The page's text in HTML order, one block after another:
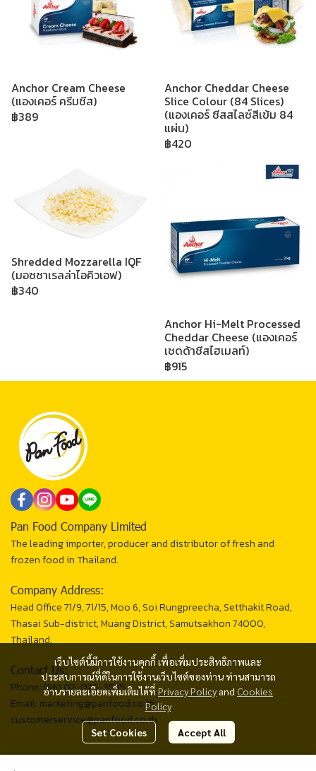
Anchor Cream Cheese
(แองเคอร์ ครีมชีส)
฿389
Anchor Cheddar Cheese
Slice Colour (84 Slices)
(แองเคอร์ ซีสสไลซ์สีเข้ม 84
แผ่น)
฿420
Shredded Mozzarella IQF
(มอซซาเรลล่าไอคิวเอฟ)
฿340
Anchor Hi-Melt Processed
Cheddar Cheese (แองเคอร์
เชดด้าชีสไฮเมลท์)
฿915
เว็บไซต์นี้มีการใช้งานคุกกี้ เพื่อเพิ่มประสิทธิภาพและ
ประสบการณ์ที่ดีในการใช้งานเว็บไซต์ของท่าน ท่านสามารถ
อ่านรายละเอียดเพิ่มเติมได้ที่ Privacy Policy and Cookies
Policy
Set Cookies Accept All
Pan Food Company Limited
The leading importer, producer and distributor of fresh and
frozen food in Thailand.
Company Address:
Head Office 71/9, 71/15, Moo 6, Soi Rungpreecha, Setthakit Road,
Thasai Sub-district, Muang District, Samutsakhon 74000,
Thailand.
Contact Us:
Phone: (66) 02-026-3535
Email: marketing@panfood.co.th
customerservice@panfood.co.th